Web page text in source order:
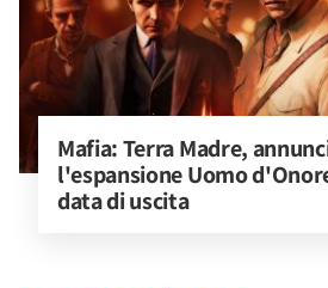
Mafia: Terra Madre,
l'espansione Uomo
data di uscita